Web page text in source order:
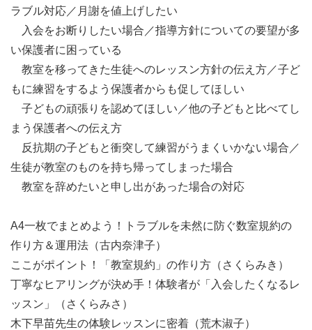
ラブル対応／月謝を値上げしたい
入会をお断りしたい場合／指導方針についての要望が多
い保護者に困っている
教室を移ってきた生徒へのレッスン方針の伝え方／子ど
もに練習をするよう保護者からも促してほしい
子どもの頑張りを認めてほしい／他の子どもと比べてし
まう保護者への伝え方
反抗期の子どもと衝突して練習がうまくいかない場合／
生徒が教室のものを持ち帰ってしまった場合
教室を辞めたいと申し出があった場合の対応
A4一枚でまとめよう！トラブルを未然に防ぐ数室規約の
作り方＆運用法（古内奈津子）
ここがポイント！「教室規約」の作り方（さくらみき）
丁寧なヒアリングが決め手！体験者が「入会したくなるレ
ッスン」（さくらみさ）
木下早苗先生の体験レッスンに密着（荒木淑子）